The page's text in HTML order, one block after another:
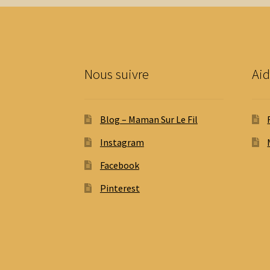
choisies
Nous suivre
Blog – Maman Sur Le Fil
Instagram
Facebook
Pinterest